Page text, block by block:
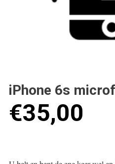
iPhone 6s
€35,00